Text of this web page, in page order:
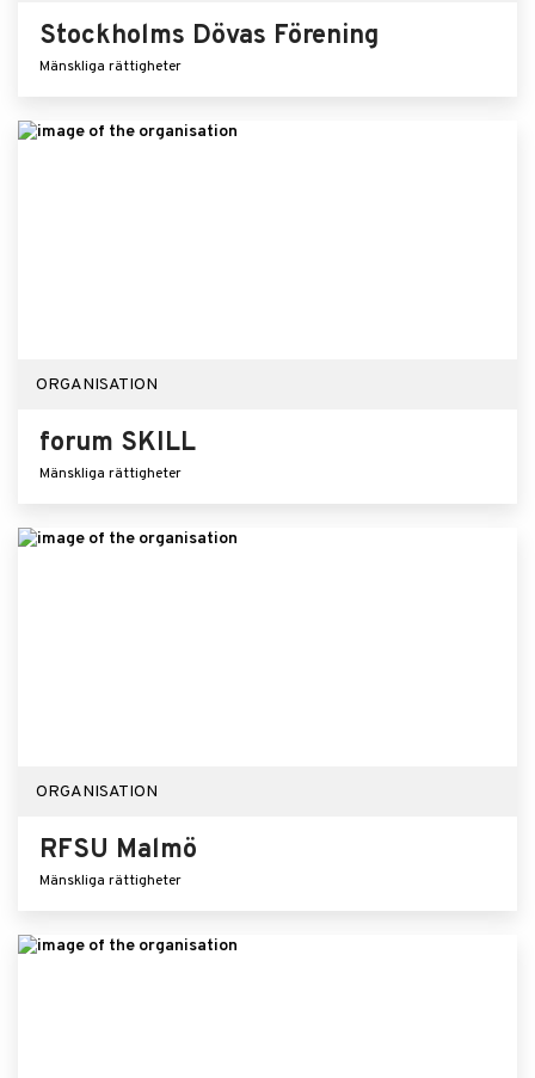
Stockholms Dövas Förening
Mänskliga rättigheter
ORGANISATION
forum SKILL
Mänskliga rättigheter
ORGANISATION
RFSU Malmö
Mänskliga rättigheter